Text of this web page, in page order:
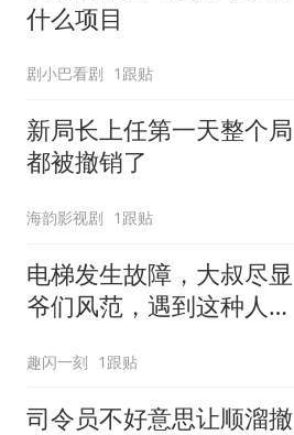
什么项目
剧小巴看剧 1跟贴
新局长上任第一天整个局
都被撤销了
海韵影视剧 1跟贴
电梯发生故障，大叔尽显
爷们风范，遇到这种人赶
趣闪一刻 1跟贴
司令员不好意思让顺溜撤